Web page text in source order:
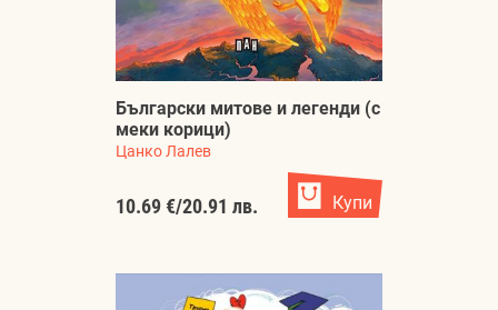
Български митове и легенди (с
меки корици)
Цанко Лалев
10.69 €/20.91 лв. Купи